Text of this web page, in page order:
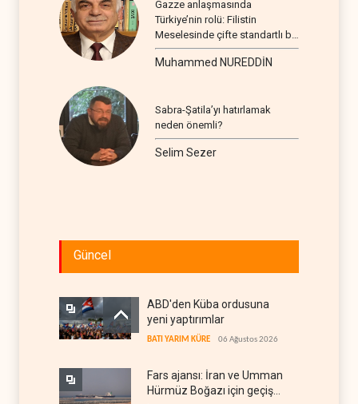
Gazze anlaşmasında
Türkiye’nin rolü: Filistin
Meselesinde çifte standartlı bir
seyir
Muhammed NUREDDİN
Sabra-Şatila’yı hatırlamak
neden önemli?
Selim Sezer
Güncel
ABD'den Küba ordusuna
yeni yaptırımlar
BATI YARIM KÜRE 06 Ağustos 2026
Fars ajansı: İran ve Umman
Hürmüz Boğazı için geçiş